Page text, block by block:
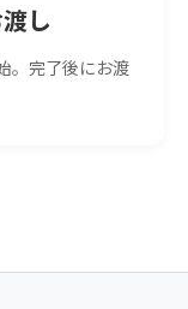
し
。完了後にお渡